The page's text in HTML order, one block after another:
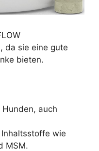
da sie eine gute
bieten.
auch
wie
MSM.